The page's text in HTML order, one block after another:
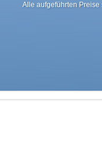
Alle aufgeführten